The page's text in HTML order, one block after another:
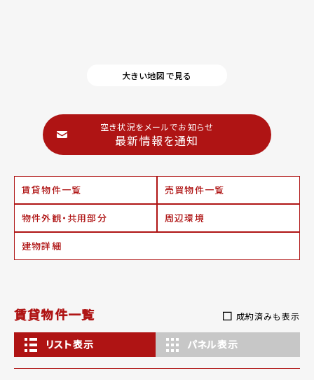
大きい地図で見る
空き状況をメールでお知らせ
最新情報を通知
賃貸物件一覧 売買物件一覧
物件外観・共用部分 周辺環境
建物詳細
賃貸物件一覧 成約済みも表示
リスト表示 パネル表示